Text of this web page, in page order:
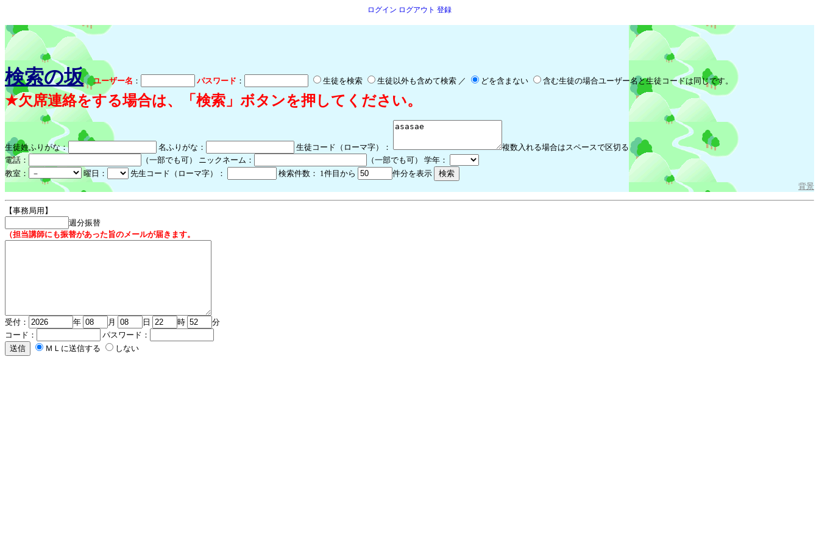
ログイン ログアウト 登録
検索の坂 ユーザー名 ： パスワード ： 生徒を検索 生徒以外も含めて検索 ／ どを含まない 含む生徒の場合ユーザー名と生徒コードは同じです。
★欠席連絡をする場合は、「検索」ボタンを押してください。
生徒姓ふりがな： 名ふりがな： 生徒コード（ローマ字）：
複数入れる場合はスペースで区切る
電話：
（一部でも可） ニックネーム：
（一部でも可） 学年：
教室：
曜日： 先生コード（ローマ字）： 検索件数： 1件目から
件分を表示
背景
【事務局用】
週分振替
（担当講師にも振替があった旨のメールが届きます。
受付： 年 月 日 時
分
コード：
パスワード：
ＭＬに送信する
しない